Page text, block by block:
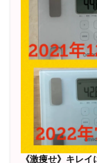
《激痩せ》キレ